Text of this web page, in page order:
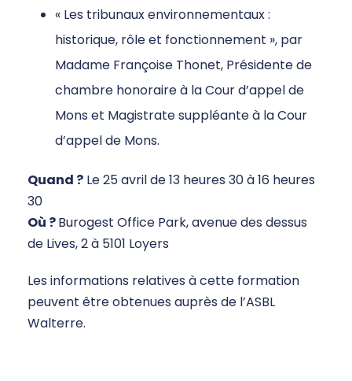
« Les tribunaux environnementaux :
historique, rôle et fonctionnement », par
Madame Françoise Thonet, Présidente de
chambre honoraire à la Cour d’appel de
Mons et Magistrate suppléante à la Cour
d’appel de Mons.
Quand ? Le 25 avril de 13 heures 30 à 16 heures
30
Où ?Burogest Office Park, avenue des dessus
de Lives, 2 à 5101 Loyers
Les informations relatives à cette formation
peuvent être obtenues auprès de l’ASBL
Walterre.